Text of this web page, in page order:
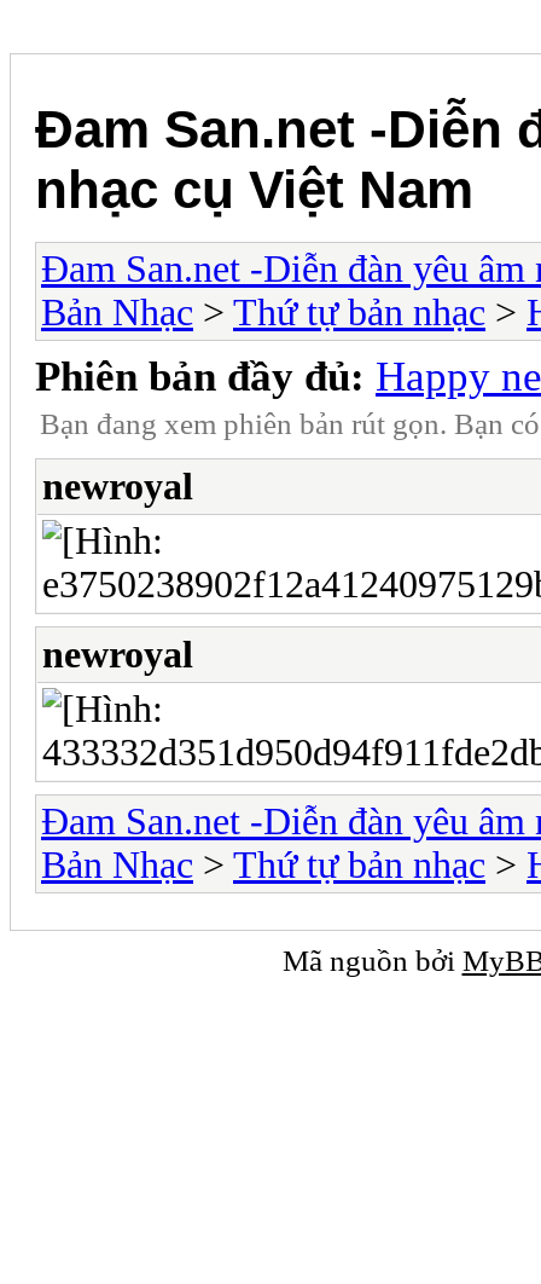
Đam San.net -Diễn
nhạc cụ Việt Nam
Đam San.net -Diễn đàn yêu âm
Bản Nhạc > Thứ tự bản nhạc >
Phiên bản đầy đủ: Happy
Bạn đang xem phiên bản rút gọn. Bạn
newroyal
newroyal
Đam San.net -Diễn đàn yêu âm
Bản Nhạc > Thứ tự bản nhạc >
Mã nguồn bởi